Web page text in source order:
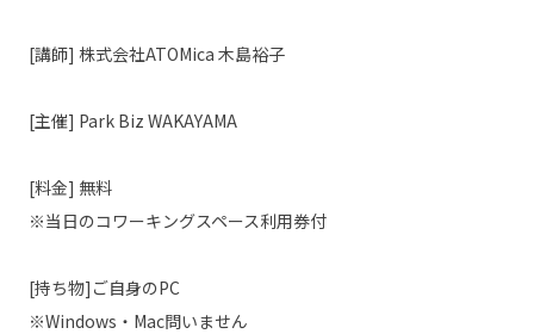
[講師] 株式会社ATOMica 木島裕子
[主催] Park Biz WAKAYAMA
[料金] 無料
※当日のコワーキングスペース利用券付
[持ち物]ご自身のPC
※Windows・Mac問いません